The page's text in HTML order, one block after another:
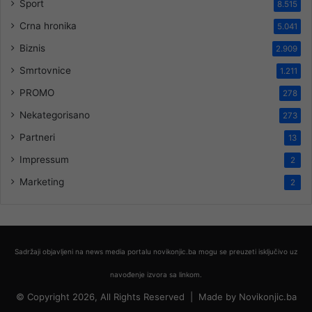
Sport 8.515
Crna hronika 5.041
Biznis 2.909
Smrtovnice 1.211
PROMO 278
Nekategorisano 273
Partneri 13
Impressum 2
Marketing 2
Sadržaji objavljeni na news media portalu novikonjic.ba mogu se preuzeti isključivo uz
navođenje izvora sa linkom.
© Copyright 2026, All Rights Reserved | Made by Novikonjic.ba